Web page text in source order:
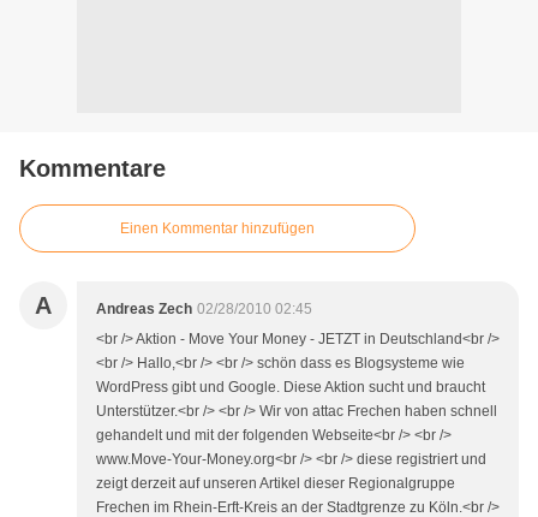
Kommentare
Einen Kommentar hinzufügen
A Andreas Zech 02/28/2010 02:45
<br /> Aktion - Move Your Money - JETZT in Deutschland<br />
<br /> Hallo,<br /> <br /> schön dass es Blogsysteme wie
WordPress gibt und Google. Diese Aktion sucht und braucht
Unterstützer.<br /> <br /> Wir von attac Frechen haben schnell
gehandelt und mit der folgenden Webseite<br /> <br />
www.Move-Your-Money.org<br /> <br /> diese registriert und
zeigt derzeit auf unseren Artikel dieser Regionalgruppe
Frechen im Rhein-Erft-Kreis an der Stadtgrenze zu Köln.<br />